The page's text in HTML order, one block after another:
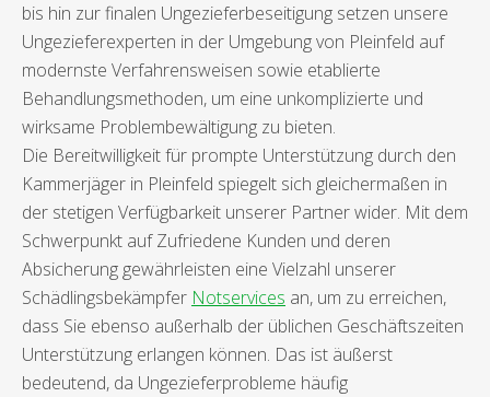
bis hin zur finalen Ungezieferbeseitigung setzen unsere
Ungezieferexperten in der Umgebung von Pleinfeld auf
modernste Verfahrensweisen sowie etablierte
Behandlungsmethoden, um eine unkomplizierte und
wirksame Problembewältigung zu bieten.
Die Bereitwilligkeit für prompte Unterstützung durch den
Kammerjäger in Pleinfeld spiegelt sich gleichermaßen in
der stetigen Verfügbarkeit unserer Partner wider. Mit dem
Schwerpunkt auf Zufriedene Kunden und deren
Absicherung gewährleisten eine Vielzahl unserer
Schädlingsbekämpfer Notservices an, um zu erreichen,
dass Sie ebenso außerhalb der üblichen Geschäftszeiten
Unterstützung erlangen können. Das ist äußerst
bedeutend, da Ungezieferprobleme häufig